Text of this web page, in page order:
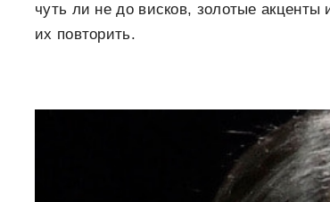
чуть ли не до висков, золотые
их повторить.